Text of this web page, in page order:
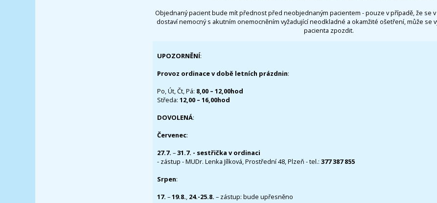
Objednaný pacient bude mít přednost před neobjednaným pacientem - pouze v případě, že se
dostaví nemocný s akutním onemocněním vyžadující neodkladné a okamžité ošetření, může se
pacienta zpozdit.
UPOZORNĚNÍ:
Provoz ordinace v době letních prázdnin:
Po, Út, Čt, Pá: 8,00 – 12,00hod
Středa: 12,00 – 16,00hod
DOVOLENÁ:
Červenec:
27.7. –31.7. - sestřička v ordinaci
- zástup - MUDr. Lenka Jílková, Prostřední 48, Plzeň - tel.: 377 387 855
Srpen:
17. –19.8., 24.-25.8. – zástup: bude upřesněno